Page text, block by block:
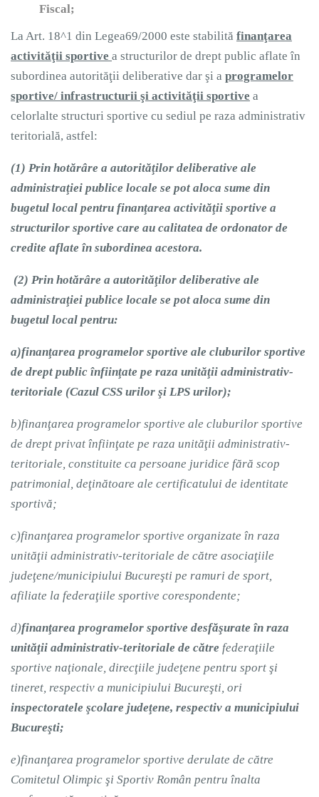
Fiscal;
La Art. 18^1 din Legea69/2000 este stabilită finanţarea
activităţii sportive a structurilor de drept public aflate în
subordinea autorităţii deliberative dar şi a programelor
sportive/ infrastructurii şi activităţii sportive a
celorlalte structuri sportive cu sediul pe raza administrativ
teritorială, astfel:
(1) Prin hotărâre a autorităţilor deliberative ale
administraţiei publice locale se pot aloca sume din
bugetul local pentru finanţarea activităţii sportive a
structurilor sportive care au calitatea de ordonator de
credite aflate în subordinea acestora.
(2) Prin hotărâre a autorităţilor deliberative ale
administraţiei publice locale se pot aloca sume din
bugetul local pentru:
a)finanţarea programelor sportive ale cluburilor sportive
de drept public înfiinţate pe raza unităţii administrativ-
teritoriale (Cazul CSS urilor şi LPS urilor);
b)finanţarea programelor sportive ale cluburilor sportive
de drept privat înfiinţate pe raza unităţii administrativ-
teritoriale, constituite ca persoane juridice fără scop
patrimonial, deţinătoare ale certificatului de identitate
sportivă;
c)finanţarea programelor sportive organizate în raza
unităţii administrativ-teritoriale de către asociaţiile
judeţene/municipiului Bucureşti pe ramuri de sport,
afiliate la federaţiile sportive corespondente;
d)finanţarea programelor sportive desfăşurate în raza
unităţii administrativ-teritoriale de către federaţiile
sportive naţionale, direcţiile judeţene pentru sport şi
tineret, respectiv a municipiului Bucureşti, ori
inspectoratele şcolare judeţene, respectiv a municipiului
Bucureşti;
e)finanţarea programelor sportive derulate de către
Comitetul Olimpic şi Sportiv Român pentru înalta